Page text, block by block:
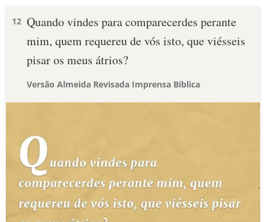
12 Quando vindes para comparecerdes perante
mim, quem requereu de vós isto, que viésseis
pisar os meus átrios?
Versão Almeida Revisada Imprensa Bíblica